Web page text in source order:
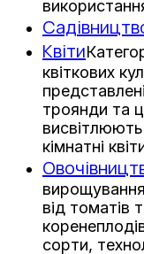
Квіти
квіткових
троянди та
кімнатні
від томатів
сорти,